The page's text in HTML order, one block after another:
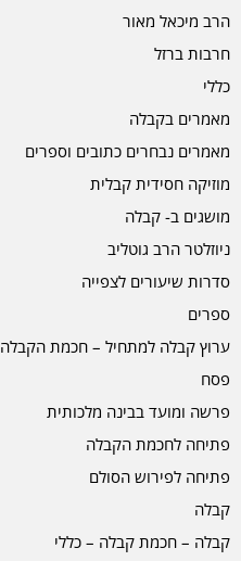
הרב מיכאל מאור
חרבות ברזל
כללי
מאמרים בקבלה
מאמרים נבחרים כתובים וספרים
מוזיקה חסידית קבלית
מושגים ב- קבלה
ניוזלטר הרב גוטליב
סדרות שיעורים לצפייה
ספרים
ערוץ קבלה למתחיל – חכמת הקבלה
פסח
פרשה ומועד בבינה מלכותית
פתיחה לחכמת הקבלה
פתיחה לפירוש הסולם
קבלה
קבלה – חכמת קבלה – כללי